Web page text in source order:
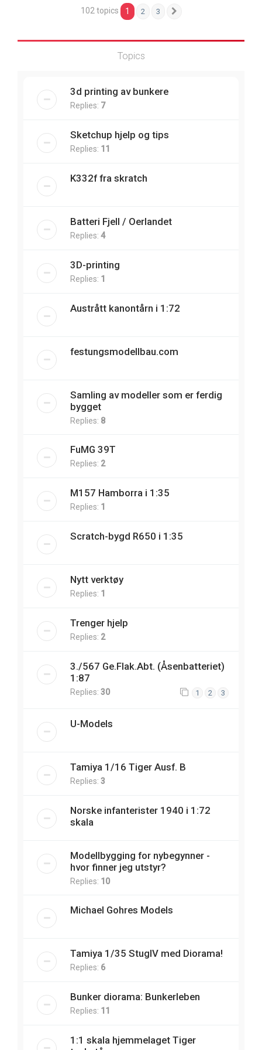
102 topics 1 2 3
Topics
3d printing av bunkere
Replies: 7
Sketchup hjelp og tips
Replies: 11
K332f fra skratch
Batteri Fjell / Oerlandet
Replies: 4
3D-printing
Replies: 1
Austrått kanontårn i 1:72
festungsmodellbau.com
Samling av modeller som er ferdig
bygget
Replies: 8
FuMG 39T
Replies: 2
M157 Hamborra i 1:35
Replies: 1
Scratch-bygd R650 i 1:35
Nytt verktøy
Replies: 1
Trenger hjelp
Replies: 2
3./567 Ge.Flak.Abt. (Åsenbatteriet)
1:87
Replies: 30 1 2 3
U-Models
Tamiya 1/16 Tiger Ausf. B
Replies: 3
Norske infanterister 1940 i 1:72
skala
Modellbygging for nybegynner -
hvor finner jeg utstyr?
Replies: 10
Michael Gohres Models
Tamiya 1/35 StugIV med Diorama!
Replies: 6
Bunker diorama: Bunkerleben
Replies: 11
1:1 skala hjemmelaget Tiger